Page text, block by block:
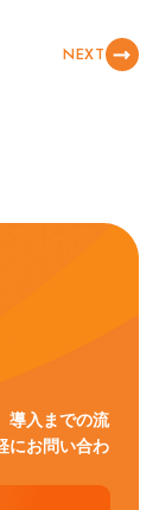
NEXT
導入までの流
にお問い合わ